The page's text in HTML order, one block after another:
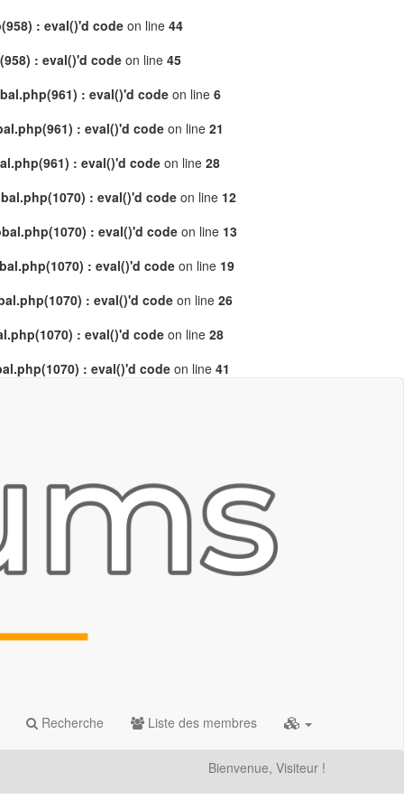
: eval()'d code on line 44
: eval()'d codeon line 45
: eval()'d codeon line 6
: eval()'d codeon line 21
: eval()'d codeon line 28
: eval()'d code on line 12
: eval()'d codeon line 13
: eval()'d codeon line 19
: eval()'d code on line 26
: eval()'d code on line 28
: eval()'d codeon line 41
Recherche Liste des membres
Bienvenue, Visiteur !